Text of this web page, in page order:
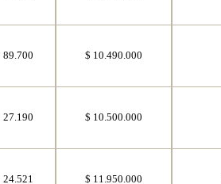
89.700 $ 10.490.000
27.190 $ 10.500.000
24.521 $ 11.950.000